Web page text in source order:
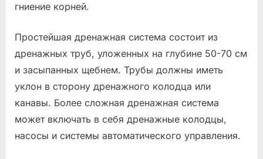
гниение корней.
Простейшая дренажная система состоит из
дренажных труб, уложенных на глубине 50-70 см
и засыпанных щебнем. Трубы должны иметь
уклон в сторону дренажного колодца или
канавы. Более сложная дренажная система
может включать в себя дренажные колодцы,
насосы и системы автоматического управления.